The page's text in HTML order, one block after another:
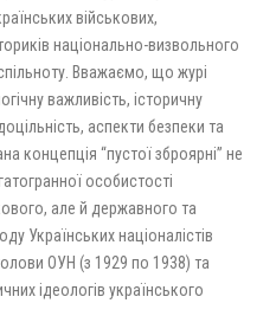
військових,
національно-визвольного
Вважаємо, що журі
важливість, історичну
аспекти безпеки та
концепція “пустої зброярні” не
особистості
але й державного та
Українських націоналістів
ОУН (з 1929 по 1938) та
ідеологів українського